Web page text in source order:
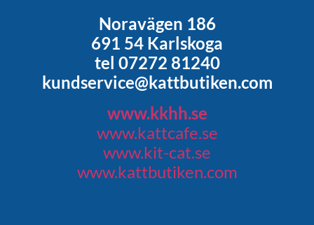
Noravägen 186
691 54 Karlskoga
tel 07272 81240
kundservice@kattbutiken.com
www.kkhh.se
www.kattcafe.se
www.kit-cat.se
www.kattbutiken.com